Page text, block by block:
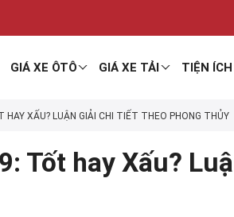
GIÁ XE ÔTÔ GIÁ XE TẢI TIỆN ÍCH
HAY XẤU? LUẬN GIẢI CHI TIẾT THEO PHONG THỦY
Tốt hay Xấu?